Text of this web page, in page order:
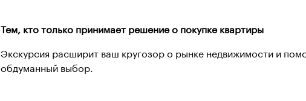
Тем, кто только принимает решение о покупке квартиры
Экскурсия расширит ваш кругозор о рынке недвижимости и
обдуманный выбор.